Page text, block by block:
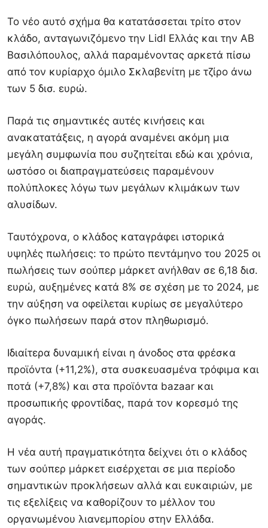
Το νέο αυτό σχήμα θα κατατάσσεται τρίτο στον
κλάδο, ανταγωνιζόμενο την Lidl Ελλάς και την ΑΒ
Βασιλόπουλος, αλλά παραμένοντας αρκετά πίσω
από τον κυρίαρχο όμιλο Σκλαβενίτη με τζίρο άνω
των 5 δισ. ευρώ.
Παρά τις σημαντικές αυτές κινήσεις και
ανακατατάξεις, η αγορά αναμένει ακόμη μια
μεγάλη συμφωνία που συζητείται εδώ και χρόνια,
ωστόσο οι διαπραγματεύσεις παραμένουν
πολύπλοκες λόγω των μεγάλων κλιμάκων των
αλυσίδων.
Ταυτόχρονα, ο κλάδος καταγράφει ιστορικά
υψηλές πωλήσεις: το πρώτο πεντάμηνο του 2025 οι
πωλήσεις των σούπερ μάρκετ ανήλθαν σε 6,18 δισ.
ευρώ, αυξημένες κατά 8% σε σχέση με το 2024, με
την αύξηση να οφείλεται κυρίως σε μεγαλύτερο
όγκο πωλήσεων παρά στον πληθωρισμό.
Ιδιαίτερα δυναμική είναι η άνοδος στα φρέσκα
προϊόντα (+11,2%), στα συσκευασμένα τρόφιμα και
ποτά (+7,8%) και στα προϊόντα bazaar και
προσωπικής φροντίδας, παρά τον κορεσμό της
αγοράς.
Η νέα αυτή πραγματικότητα δείχνει ότι ο κλάδος
των σούπερ μάρκετ εισέρχεται σε μια περίοδο
σημαντικών προκλήσεων αλλά και ευκαιριών, με
τις εξελίξεις να καθορίζουν το μέλλον του
οργανωμένου λιανεμπορίου στην Ελλάδα.